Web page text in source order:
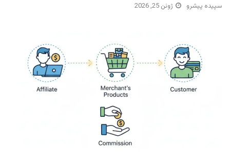
سپیده پیشرو ژوئن 25, 2026